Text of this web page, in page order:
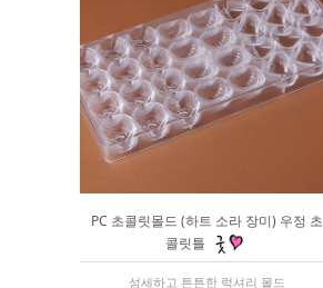
PC 초콜릿몰드 (하트 소라 장미) 우정 초
콜릿틀
섬세하고 튼튼한 럭셔리 몰드